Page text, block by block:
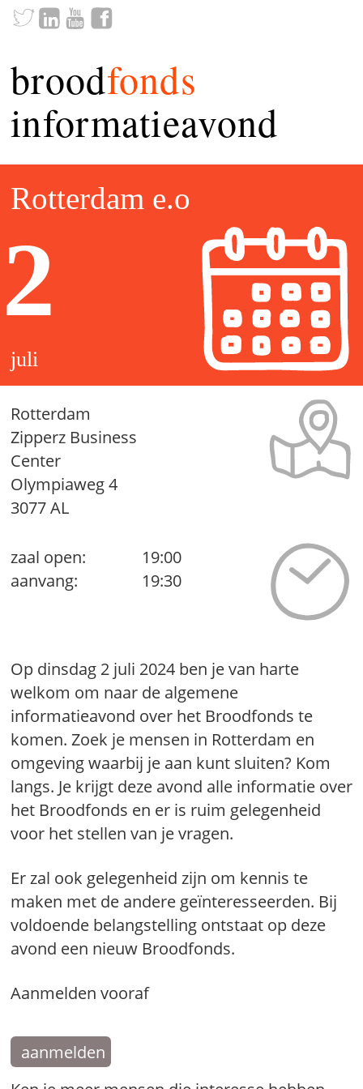
broodfonds
informatieavond
Rotterdam e.o
2
juli
Rotterdam
Zipperz Business
Center
Olympiaweg 4
3077 AL
zaal open:
19:00
aanvang:
19:30
Op dinsdag 2 juli 2024 ben je van harte
welkom om naar de algemene
informatieavond over het Broodfonds te
komen. Zoek je mensen in Rotterdam en
omgeving waarbij je aan kunt sluiten? Kom
langs. Je krijgt deze avond alle informatie over
het Broodfonds en er is ruim gelegenheid
voor het stellen van je vragen.
Er zal ook gelegenheid zijn om kennis te
maken met de andere geïnteresseerden. Bij
voldoende belangstelling ontstaat op deze
avond een nieuw Broodfonds.
Aanmelden vooraf
aanmelden